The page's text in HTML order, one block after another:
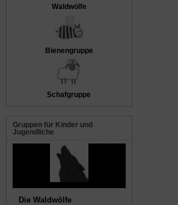
Waldwölfe
Bienengruppe
Schafgruppe
Gruppen für Kinder und
Jugendliche
Die Waldwölfe